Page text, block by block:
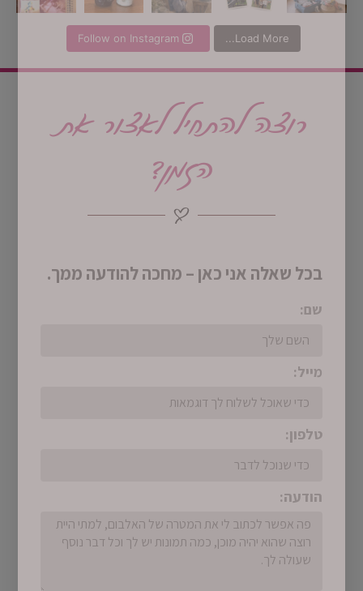
Load More...
Follow on Instagram
רוצה להתחיל לאצור את
הזמן?
בכל שאלה אני כאן – מחכה להודעה ממך.
שם:
מייל:
טלפון:
הודעה: